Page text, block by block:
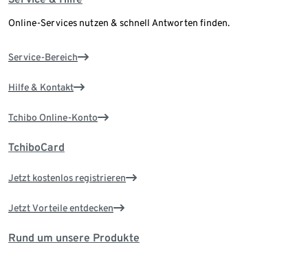
Online-Services nutzen & schnell Antworten finden.
Service-Bereich
Hilfe & Kontakt
Tchibo Online-Konto
TchiboCard
Jetzt kostenlos registrieren
Jetzt Vorteile entdecken
Rund um unsere Produkte